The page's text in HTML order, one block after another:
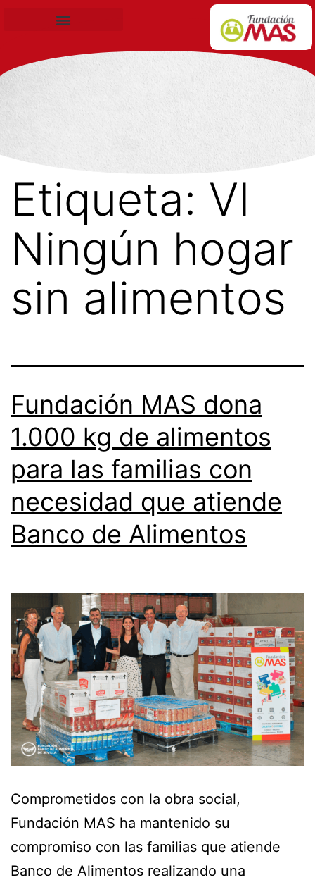
Etiqueta: VI
Ningún hogar
sin alimentos
Fundación MAS dona
1.000 kg de alimentos
para las familias con
necesidad que atiende
Banco de Alimentos
Comprometidos con la obra social,
Fundación MAS ha mantenido su
compromiso con las familias que atiende
Banco de Alimentos realizando una